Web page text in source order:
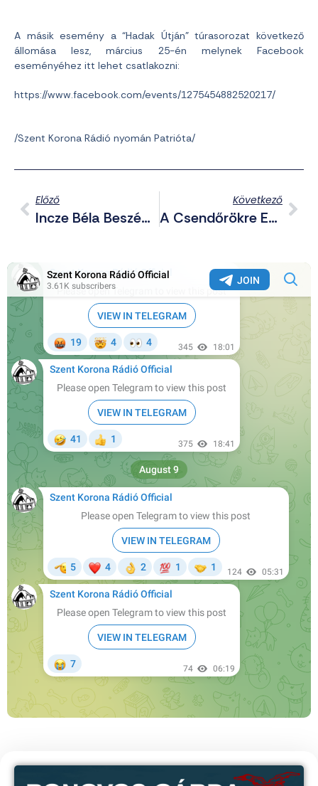
A másik esemény a “Hadak Útján” túrasorozat következő
állomása lesz, március 25-én melynek Facebook
eseményéhez itt lehet csatlakozni:
https://www.facebook.com/events/1275454882520217/
/Szent Korona Rádió nyomán Patrióta/
Előző
Incze Béla Beszéde A Becsület Napján
Következő
A Csendőrökre Emlékezik Meg A HVIM, Betyársereg, ÚMG És A Vértesalja Gyermekei